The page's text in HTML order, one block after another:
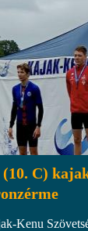
C)
Kenu